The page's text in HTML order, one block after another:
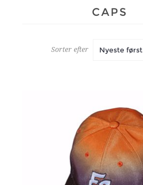
CAPS
Sorter efter